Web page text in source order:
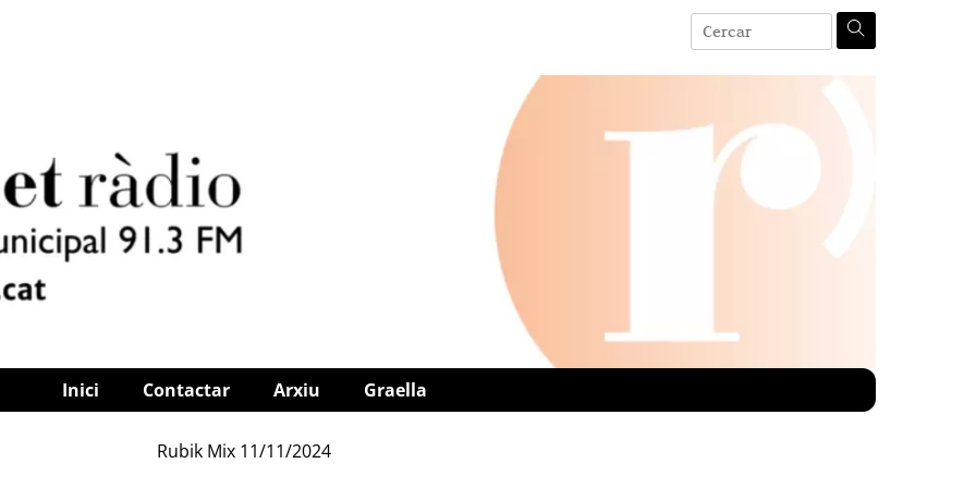
Inici Contactar Arxiu Graella
Rubik Mix 11/11/2024